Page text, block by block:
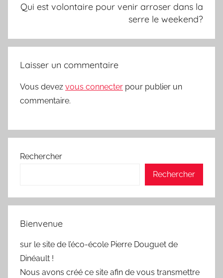
Qui est volontaire pour venir arroser dans la
serre le weekend?
Laisser un commentaire
Vous devez vous connecter pour publier un
commentaire.
Rechercher
Rechercher
Bienvenue
sur le site de l’éco-école Pierre Douguet de
Dinéault !
Nous avons créé ce site afin de vous transmettre